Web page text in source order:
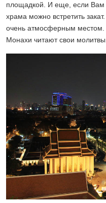
площадкой. И еще, если Вам
храма можно встретить
очень атмосферным местом.
Монахи читают свои